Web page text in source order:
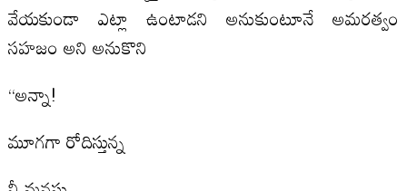
వేయకుండా ఎట్లా ఉంటాడని అనుకుంటూనే అమరత్వం
సహజం అని అనుకొని
“అన్నా!
మూగగా రోదిస్తున్న